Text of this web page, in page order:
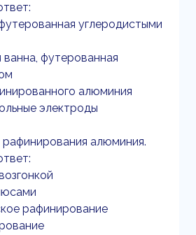
углеродистыми
футерованная
алюминия
электроды
алюминия.
рафинирование